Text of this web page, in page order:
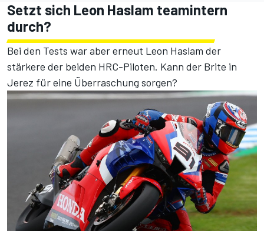
Setzt sich Leon Haslam teamintern
durch?
Bei den Tests war aber erneut Leon Haslam der
stärkere der beiden HRC-Piloten. Kann der Brite in
Jerez für eine Überraschung sorgen?